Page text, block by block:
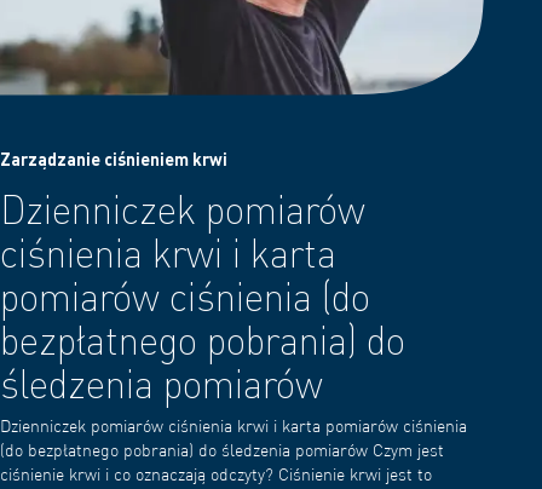
Zarządzanie ciśnieniem krwi
Dzienniczek pomiarów
ciśnienia krwi i karta
pomiarów ciśnienia (do
bezpłatnego pobrania) do
śledzenia pomiarów
Dzienniczek pomiarów ciśnienia krwi i karta pomiarów ciśnienia
(do bezpłatnego pobrania) do śledzenia pomiarów Czym jest
ciśnienie krwi i co oznaczają odczyty? Ciśnienie krwi jest to